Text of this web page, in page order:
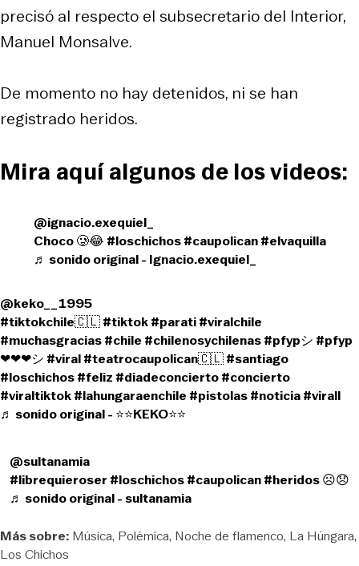
precisó al respecto el subsecretario del Interior,
Manuel Monsalve.
De momento no hay detenidos, ni se han
registrado heridos.
Mira aquí algunos de los videos:
@ignacio.exequiel_
Choco 🥲😂 #loschichos#caupolican#elvaquilla
♬ sonido original - Ignacio.exequiel_
@keko__1995
#tiktokchile🇨🇱#tiktok#parati#viralchile
#muchasgracias#chile #chilenosychilenas#pfypシ #pfyp
❤❤❤シ #viral#teatrocaupolican🇨🇱#santiago
#loschichos#feliz #diadeconcierto#concierto
#viraltiktok#lahungaraenchile #pistolas#noticia#virall
♬ sonido original - ⭐⭐KEKO⭐⭐
@sultanamia
#librequieroser #loschichos#caupolican#heridos☹️😞
♬ sonido original - sultanamia
Más sobre: Música Polémica Noche de flamenco La Húngara
Los Chichos